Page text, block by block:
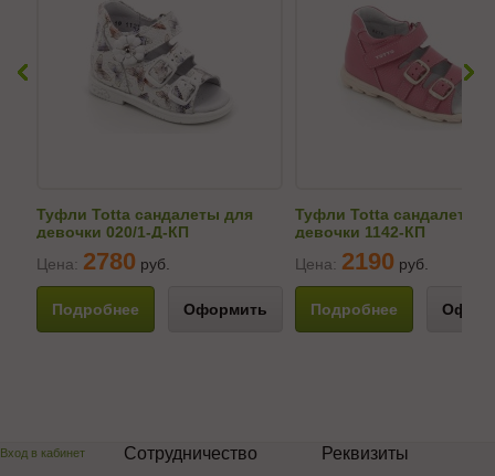
Туфли Totta сандалеты для
девочки 020/1-Д-КП
Цена: 2780 руб.
Подробнее Оформить
Туфли Totta сандалеты
девочки 1142-КП
Цена: 2190 руб.
Подробнее
Вход в кабинет Сотрудничество Реквизиты